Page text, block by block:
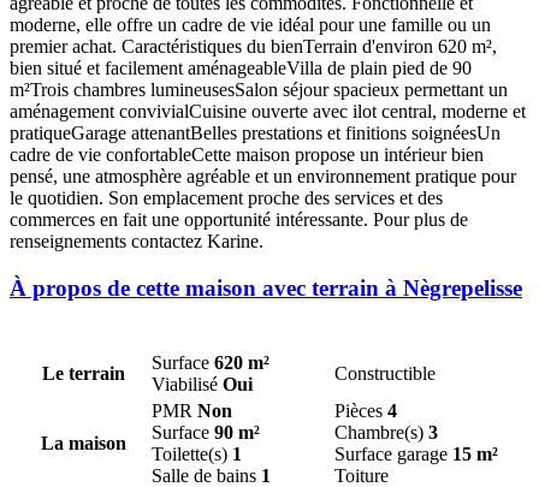
moderne, elle offre un cadre de vie idéal pour une famille ou un
premier achat. Caractéristiques du bienTerrain d'environ 620 m²,
bien situé et facilement aménageableVilla de plain pied de 90
m²Trois chambres lumineusesSalon séjour spacieux permettant un
aménagement convivialCuisine ouverte avec ilot central, moderne et
pratiqueGarage attenantBelles prestations et finitions soignéesUn
cadre de vie confortableCette maison propose un intérieur bien
pensé, une atmosphère agréable et un environnement pratique pour
le quotidien. Son emplacement proche des services et des
commerces en fait une opportunité intéressante. Pour plus de
renseignements contactez Karine.
À propos de cette maison avec terrain à Nègrepelisse
Le terrain
Surface 620 m²
Viabilisé Oui
Constructible
La maison
PMR Non
Surface 90 m²
Toilette(s) 1
Salle de bains 1
Pièces 4
Chambre(s) 3
Surface garage 15 m²
Toiture